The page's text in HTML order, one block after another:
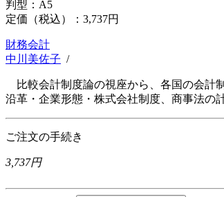
判型：A5
定価（税込）： 3,737円
財務会計
中川美佐子 /
比較会計制度論の視座から、各国の会計
沿革・企業形態・株式会社制度、商事法の
ご注文の手続き
3,737円